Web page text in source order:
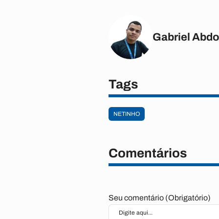
Gabriel
Tags
NETINHO
Comentários
Seu comentário (Obrigatório)